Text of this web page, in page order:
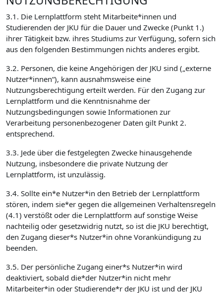
3.1. Die Lernplattform steht Mitarbeite*innen und
Studierenden der JKU für die Dauer und Zwecke (Punkt 1.)
ihrer Tätigkeit bzw. ihres Studiums zur Verfügung, sofern sich
aus den folgenden Bestimmungen nichts anderes ergibt.
3.2. Personen, die keine Angehörigen der JKU sind („externe
Nutzer*innen“), kann ausnahmsweise eine
Nutzungsberechtigung erteilt werden. Für den Zugang zur
Lernplattform und die Kenntnisnahme der
Nutzungsbedingungen sowie Informationen zur
Verarbeitung personenbezogener Daten gilt Punkt 2.
entsprechend.
3.3. Jede über die festgelegten Zwecke hinausgehende
Nutzung, insbesondere die private Nutzung der
Lernplattform, ist unzulässig.
3.4. Sollte ein*e Nutzer*in den Betrieb der Lernplattform
stören, indem sie*er gegen die allgemeinen Verhaltensregeln
(4.1) verstößt oder die Lernplattform auf sonstige Weise
nachteilig oder gesetzwidrig nutzt, so ist die JKU berechtigt,
den Zugang dieser*s Nutzer*in ohne Vorankündigung zu
beenden.
3.5. Der persönliche Zugang einer*s Nutzer*in wird
deaktiviert, sobald die*der Nutzer*in nicht mehr
Mitarbeiter*in oder Studierende*r der JKU ist und der JKU